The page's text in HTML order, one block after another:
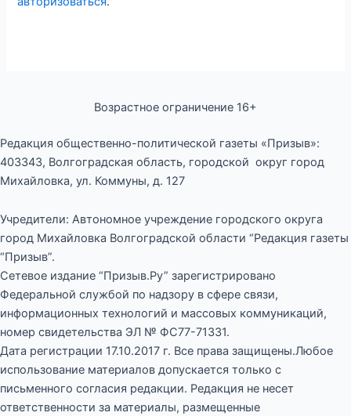
Возрастное ограничение 16+
Редакция общественно-политической газеты «Призыв»:
403343, Волгоградская область, городской округ город
Михайловка, ул. Коммуны, д. 127
Учредители: Автономное учреждение городского округа
город Михайловка Волгоградской области “Редакция газеты
“Призыв”.
Сетевое издание “Призыв.Ру” зарегистрировано
Федеральной службой по надзору в сфере связи,
информационных технологий и массовых коммуникаций,
номер свидетельства ЭЛ № ФС77-71331.
Дата регистрации 17.10.2017 г. Все права защищены.Любое
использование материалов допускается только с
письменного согласия редакции. Редакция не несет
ответственности за материалы, размещенные